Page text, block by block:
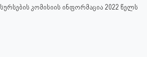
კომისიის ინფორმაცია 2022 წელს